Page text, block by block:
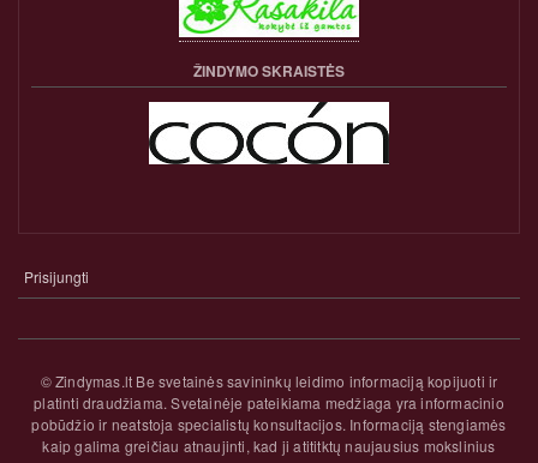
ŽINDYMO SKRAISTĖS
NARIO
MENIU
Prisijungti
© Zindymas.lt Be svetainės savininkų leidimo informaciją kopijuoti ir
platinti draudžiama. Svetainėje pateikiama medžiaga yra informacinio
pobūdžio ir neatstoja specialistų konsultacijos. Informaciją stengiamės
kaip galima greičiau atnaujinti, kad ji atititktų naujausius mokslinius